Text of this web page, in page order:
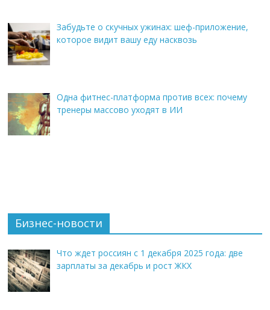
Забудьте о скучных ужинах: шеф-приложение,
которое видит вашу еду насквозь
Одна фитнес-платформа против всех: почему
тренеры массово уходят в ИИ
Бизнес-новости
Что ждет россиян с 1 декабря 2025 года: две
зарплаты за декабрь и рост ЖКХ